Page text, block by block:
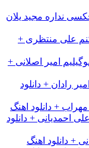
نداره مجید یلان
علی منتظری +
امیر اصلانی +
رادان + دانلود
+ دانلود اهنگ
احمدیانی + دانلود
+ دانلود اهنگ